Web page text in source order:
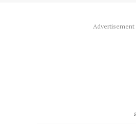
Advertisement